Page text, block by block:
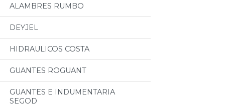
ALAMBRES RUMBO
DEYJEL
HIDRAULICOS COSTA
GUANTES ROGUANT
GUANTES E INDUMENTARIA
SEGOD